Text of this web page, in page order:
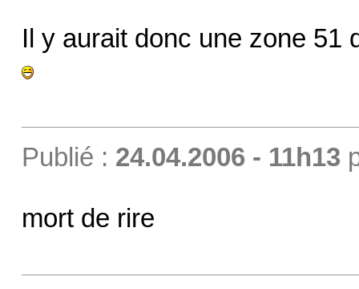
Il y aurait donc une zone
Publié : 24.04.2006 - 11h13
mort de rire